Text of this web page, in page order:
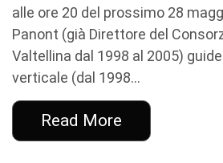
alle ore 20 del prossimo 28
Panont (già Direttore del
Valtellina dal 1998 al 2005)
verticale (dal 1998...
Read More